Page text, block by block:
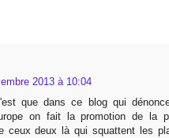
2013 à 10:04
que dans ce blog qui
on fait la promotion de la
ceux deux là qui squattent les